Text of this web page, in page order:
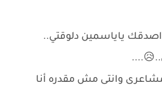
ياياسمين دلوقتي..
وانتى مش مقدره أنا